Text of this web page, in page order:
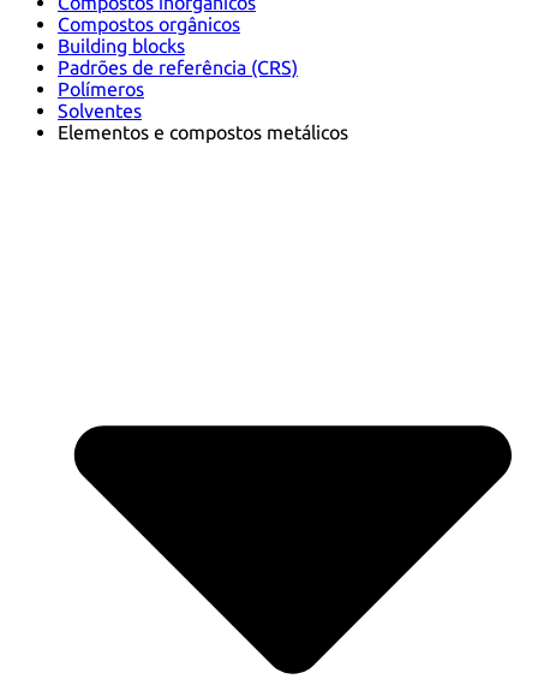
Compostos orgânicos
Building blocks
Padrões de referência (CRS)
Polímeros
Solventes
Elementos e compostos metálicos